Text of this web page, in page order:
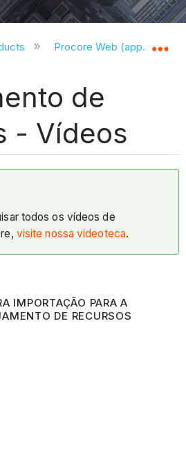
hierarquia
Procore Web
de
- Vídeos
todos os vídeos de
visite nossa videoteca.
IMPORTAÇÃO PARA A
DE RECURSOS